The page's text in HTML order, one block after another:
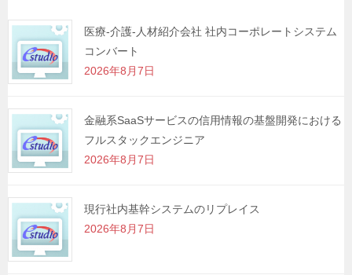
シ
ョ
ン
医療-介護-人材紹介会社 社内コーポレートシステム
コンバート
2026年8月7日
金融系SaaSサービスの信用情報の基盤開発における
フルスタックエンジニア
2026年8月7日
現行社内基幹システムのリプレイス
2026年8月7日